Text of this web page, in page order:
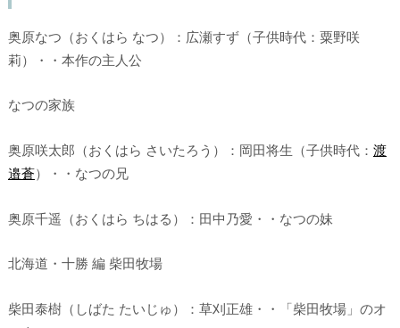
奥原なつ（おくはら なつ）：広瀬すず（子供時代：粟野咲
莉）・・本作の主人公
なつの家族
奥原咲太郎（おくはら さいたろう）：岡田将生（子供時代： 渡
邉蒼 ）・・なつの兄
奥原千遥（おくはら ちはる）：田中乃愛・・なつの妹
北海道・十勝 編 柴田牧場
柴田泰樹（しばた たいじゅ）：草刈正雄・・「柴田牧場」のオ